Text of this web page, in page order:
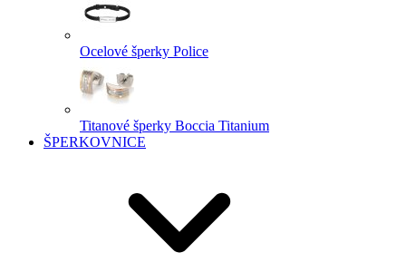
Ocelové šperky Police
Titanové šperky Boccia Titanium
ŠPERKOVNICE